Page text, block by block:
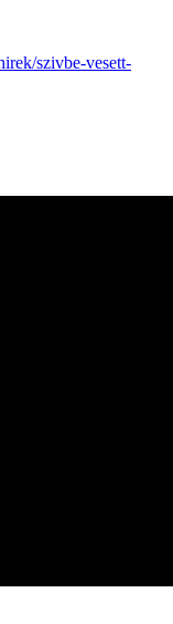
szivbe-vesett-